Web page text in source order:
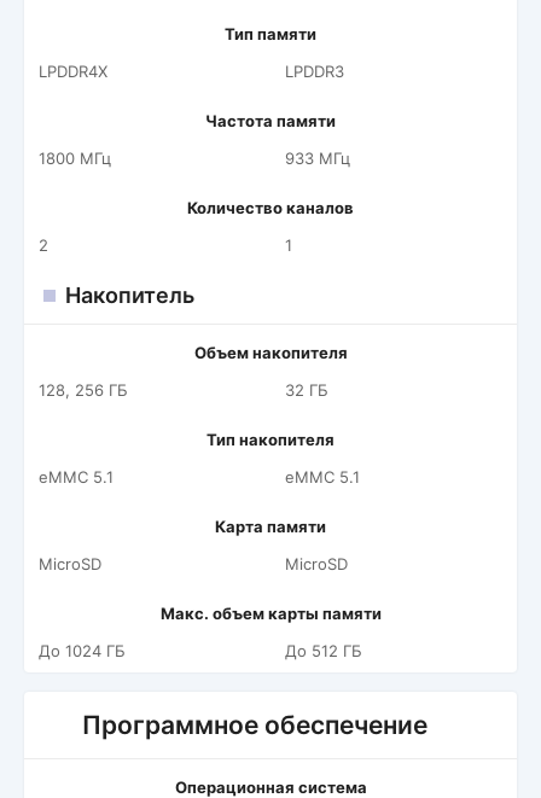
Тип памяти
LPDDR4X
LPDDR3
Частота памяти
1800 МГц
933 МГц
Количество каналов
2
1
Накопитель
Объем накопителя
128, 256 ГБ
32 ГБ
Тип накопителя
eMMC 5.1
eMMC 5.1
Карта памяти
MicroSD
MicroSD
Макс. объем карты памяти
До 1024 ГБ
До 512 ГБ
Программное обеспечение
Операционная система